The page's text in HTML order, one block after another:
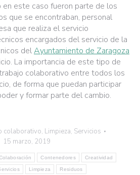
este caso fueron parte de los
que se encontraban, personal
que realiza el servicio
encargados del servicio de la
delAyuntamiento de Zaragoza
La importancia de este tipo de
colaborativo entre todos los
de forma que puedan participar
y formar parte del cambio.
colaborativo, Limpieza, Servicios
15 marzo, 2019
Contenedores Creatividad
Limpieza Residuos